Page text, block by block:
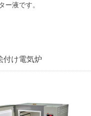
ー液です。
付け電気炉